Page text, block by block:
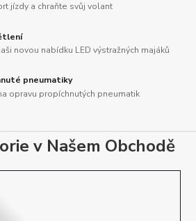
jízdy a chraňte svůj volant
novou nabídku LED výstražných majáků
pneumatiky
opravu propíchnutých pneumatik
v Našem Obchodě